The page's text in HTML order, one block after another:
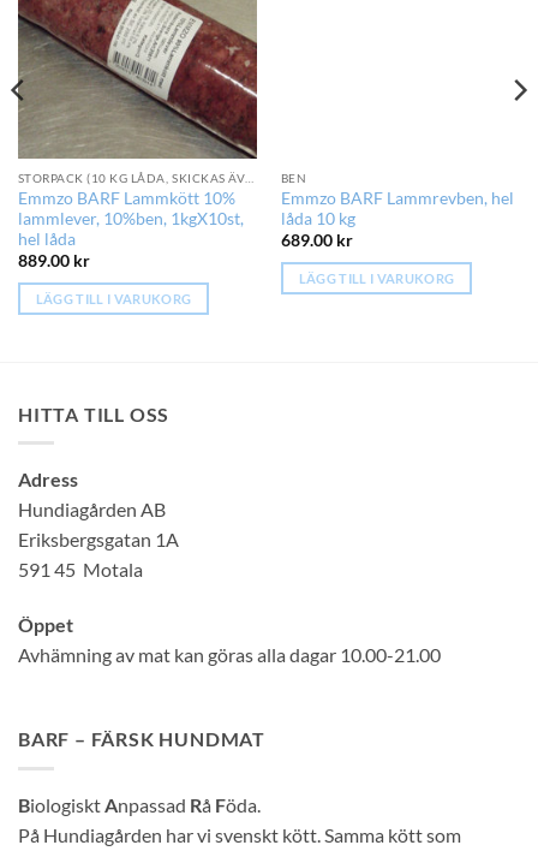
Emmzo BARF Lammkött 10%
lammlever, 10%ben, 1kgX10st,
hel låda
889.00 kr
LÄGG TILL I VARUKORG
BEN
Emmzo BARF Lammrevben, hel
låda 10 kg
689.00 kr
LÄGG TILL I VARUKORG
HITTA TILL OSS
Adress
Hundiagården AB
Eriksbergsgatan 1A
591 45 Motala
Öppet
Avhämning av mat kan göras alla dagar 10.00-21.00
BARF – FÄRSK HUNDMAT
Biologiskt Anpassad Rå Föda.
På Hundiagården har vi svenskt kött. Samma kött som